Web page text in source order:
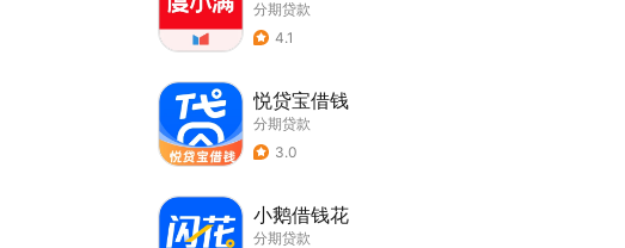
分期贷款
4.1
悦贷宝借钱
分期贷款
3.0
小鹅借钱花
分期贷款